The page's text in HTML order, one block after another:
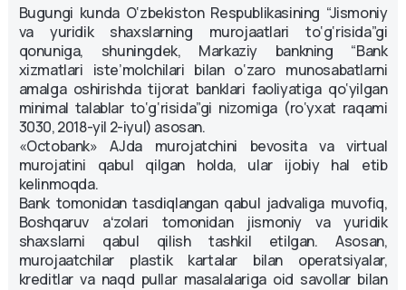
Bugungi kunda O‘zbekiston Respublikasining “Jismoniy
va yuridik shaxslarning murojaatlari to‘g‘risida”gi
qonuniga, shuningdek, Markaziy bankning “Bank
xizmatlari iste’molchilari bilan o‘zaro munosabatlarni
amalga oshirishda tijorat banklari faoliyatiga qo‘yilgan
minimal talablar to‘g‘risida”gi nizomiga (ro‘yxat raqami
3030, 2018-yil 2-iyul) asosan.
«Octobank» AJda murojatchini bevosita va virtual
murojatini qabul qilgan holda, ular ijobiy hal etib
kelinmoqda.
Bank tomonidan tasdiqlangan qabul jadvaliga muvofiq,
Boshqaruv aʻzolari tomonidan jismoniy va yuridik
shaxslarni qabul qilish tashkil etilgan. Asosan,
murojaatchilar plastik kartalar bilan operatsiyalar,
kreditlar va naqd pullar masalalariga oid savollar bilan